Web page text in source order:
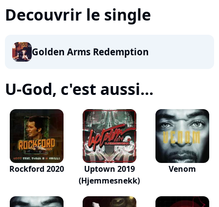
Decouvrir le single
Golden Arms Redemption
U-God, c'est aussi...
Rockford 2020
Uptown 2019
(Hjemmesnekk)
Venom